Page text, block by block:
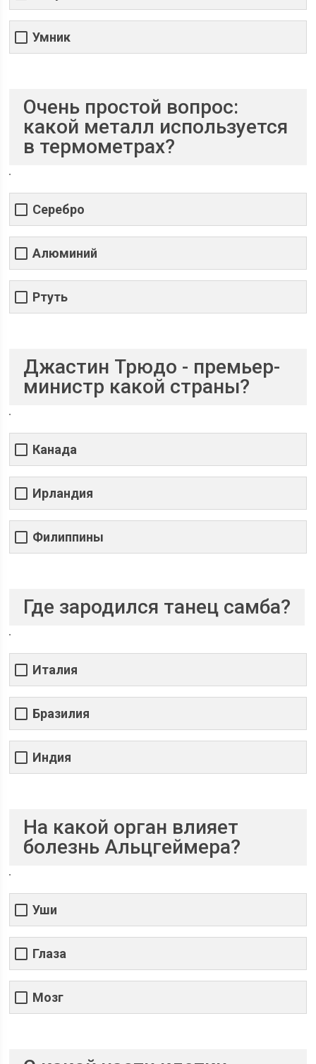
Умник
Очень простой вопрос:
какой металл используется
в термометрах?
Серебро
Алюминий
Ртуть
Джастин Трюдо - премьер-
министр какой страны?
Канада
Ирландия
Филиппины
Где зародился танец самба?
Италия
Бразилия
Индия
На какой орган влияет
болезнь Альцгеймера?
Уши
Глаза
Мозг